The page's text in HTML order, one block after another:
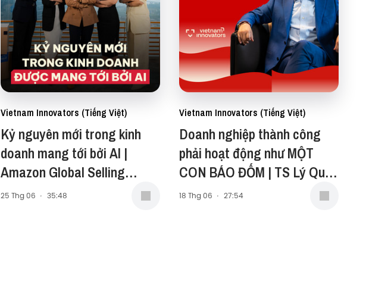
Vietnam Innovators (Tiếng Việt)
Kỷ nguyên mới trong kinh
doanh mang tới bởi AI |
Amazon Global Selling
Vietnam | EP 117
25 Thg 06 · 35:48
Vietnam Innovators (Tiếng Việt)
Doanh nghiệp thành công
phải hoạt động như MỘT
CON BÁO ĐỐM | TS Lý Quí
Trung | EP 116
18 Thg 06 · 27:54